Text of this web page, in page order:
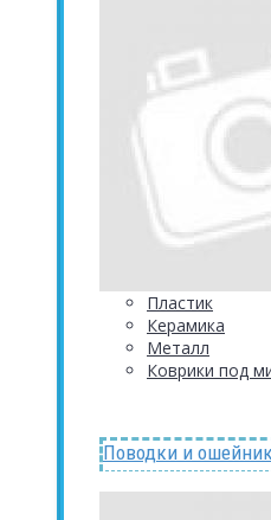
Пластик
Керамика
Металл
Коврики под
Поводки и